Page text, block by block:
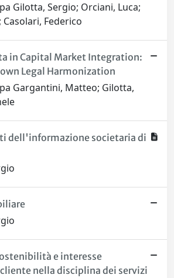
Gilotta, Sergio; Orciani, Luca;
Casolari, Federico
in Capital Market Integration:
Legal Harmonization
Gargantini, Matteo; Gilotta,
dell'informazione societaria di
e interesse
nella disciplina dei servizi